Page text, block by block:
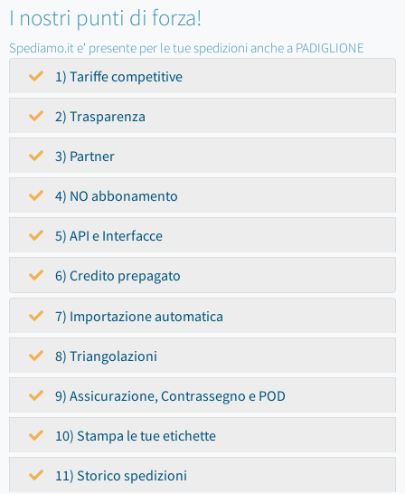
I nostri punti di forza!
Spediamo.it e' presente per le tue spedizioni anche a PADIGLIONE
1) Tariffe competitive
2) Trasparenza
3) Partner
4) NO abbonamento
5) API e Interfacce
6) Credito prepagato
7) Importazione automatica
8) Triangolazioni
9) Assicurazione, Contrassegno e POD
10) Stampa le tue etichette
11) Storico spedizioni